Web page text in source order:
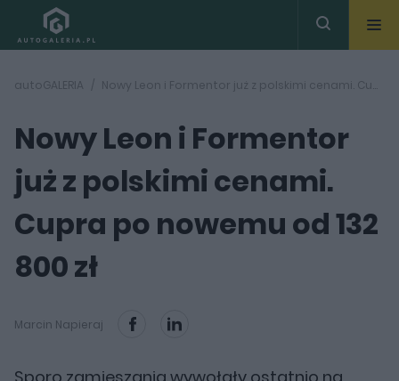
autoGALERIA Nowy Leon i Formentor już z polskimi cenami. Cupra po nowemu od 132 800 zł
Nowy Leon i Formentor
już z polskimi cenami.
Cupra po nowemu od 132
800 zł
Marcin Napieraj